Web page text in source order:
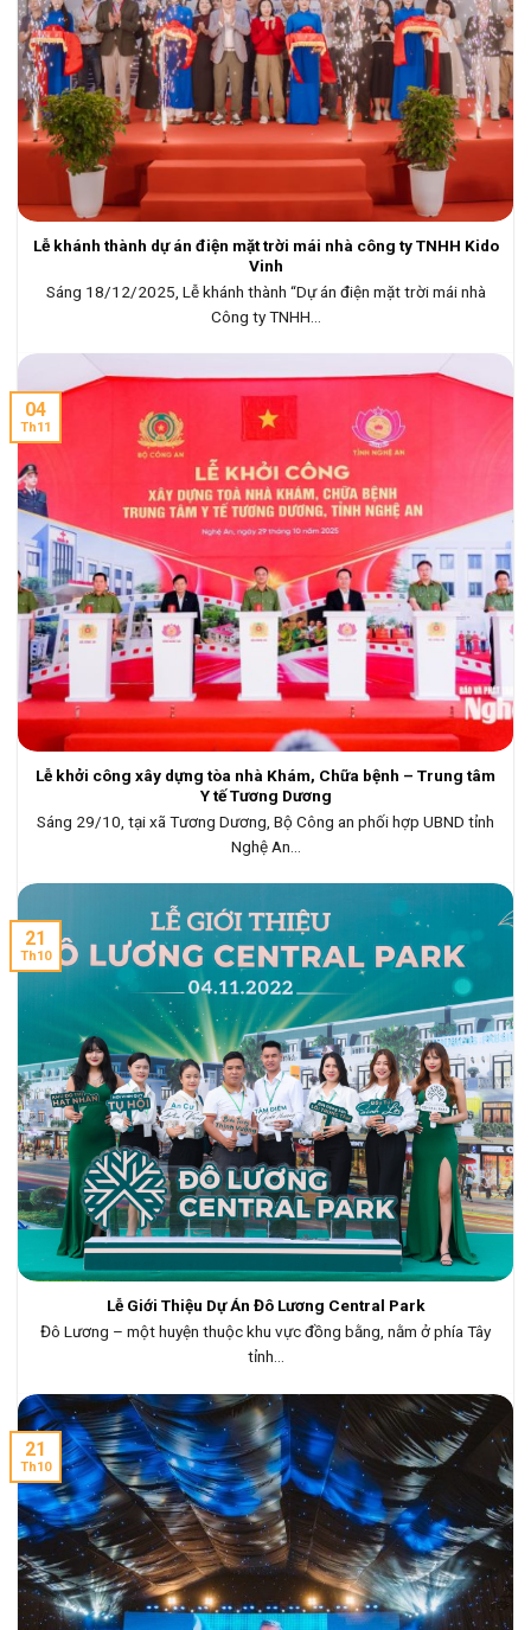
Lễ khánh thành dự án điện mặt trời mái nhà công ty TNHH Kido
Vinh
Sáng 18/12/2025, Lễ khánh thành “Dự án điện mặt trời mái nhà
Công ty TNHH...
Lễ khởi công xây dựng tòa nhà Khám, Chữa bệnh – Trung tâm
Y tế Tương Dương
Sáng 29/10, tại xã Tương Dương, Bộ Công an phối hợp UBND tỉnh
Nghệ An...
04
Th11
Lễ Giới Thiệu Dự Án Đô Lương Central Park
Đô Lương – một huyện thuộc khu vực đồng bằng, nằm ở phía Tây
tỉnh...
21
Th10
21
Th10